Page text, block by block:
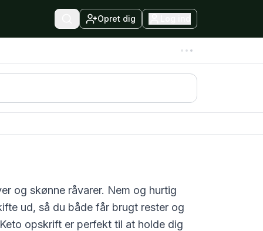
Opret dig
og skønne råvarer. Nem og hurtig
ud, så du både får brugt rester og
Keto opskrift er perfekt til at holde dig